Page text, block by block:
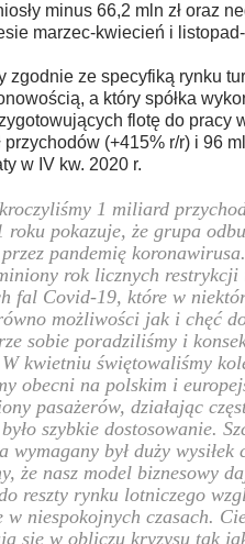
minus 66,2 mln zł oraz
marzec-kwiecień i
zgodnie ze specyfiką rynku
a który spółka
flotę do pracy
przychodów (+415% r/r) i 96
w IV kw. 2020 r.
1 miliard
roku pokazuje, że grupa
pandemię
rok licznych
fal Covid-19, które w
możliwości jak i chęć
sobie poradziliśmy i
kwietniu świętowaliśmy
obecni na polskim i
pasażerów, działając
szybkie dostosowanie.
był duży wysiłek
że nasz model biznesowy
reszty rynku lotniczego
niespokojnych czasach.
się w obliczu kryzysu tak